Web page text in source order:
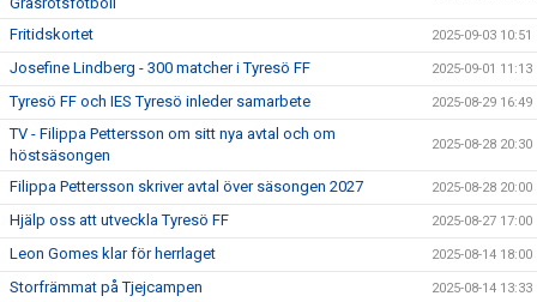
Fritidskortet 2025-09-03 10:51
Josefine Lindberg - 300 matcher i Tyresö FF 2025-09-01 11:13
Tyresö FF och IES Tyresö inleder samarbete 2025-08-29 16:49
TV - Filippa Pettersson om sitt nya avtal och om
höstsäsongen
2025-08-28 20:30
Filippa Pettersson skriver avtal över säsongen 2027 2025-08-28 20:00
Hjälp oss att utveckla Tyresö FF 2025-08-27 17:00
Leon Gomes klar för herrlaget 2025-08-14 18:00
Storfrämmat på Tjejcampen 2025-08-14 13:33